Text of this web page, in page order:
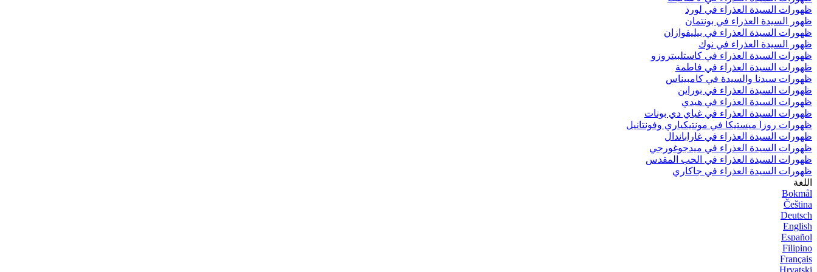
ظهورات السيدة العذراء في لورد
ظهور السيدة العذراء في بونتمان
ظهورات السيدة العذراء في بيليفوازان
ظهور السيدة العذراء في نوك
ظهورات السيدة العذراء في كاستلبيتروزو
ظهورات السيدة العذراء في فاطمة
ظهورات سيدنا والسيدة في كامبيناس
ظهورات السيدة العذراء في بوراين
ظهورات السيدة العذراء في هيدي
ظهورات السيدة العذراء في غياي دي بونات
ظهورات روزا ميستيكا في مونتيكياري وفونتانيل
ظهورات السيدة العذراء في غاراباندال
ظهورات السيدة العذراء في ميدجوغورجي
ظهورات السيدة العذراء في الحب المقدس
ظهورات السيدة العذراء في جاكاري
اللغة
Bokmål
Čeština
Deutsch
English
Español
Filipino
Français
Hrvatski